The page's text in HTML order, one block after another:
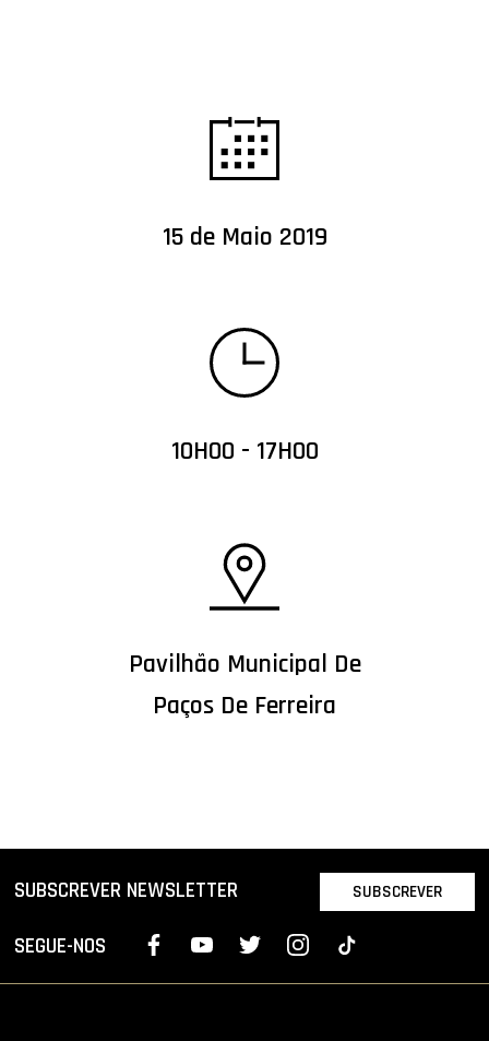
15 de Maio 2019
10H00 - 17H00
Pavilhão Municipal De
Paços De Ferreira
SUBSCREVER NEWSLETTER SUBSCREVER
SEGUE-NOS